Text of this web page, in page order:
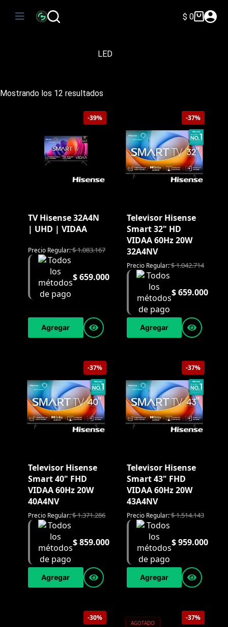
Carro
$ 0
LED
Mostrando los 12 resultados
precio:
bajo
-39%
TV Hisense 32A4N
| UHD | VIDAA
Precio Regular:$1.083.167
$659.000
Agregar
-37%
Televisor Hisense
Smart 32" HD
VIDAA 60Hz 20W
32A4NV
Precio Regular:$1.042.714
$659.000
Agregar
-37%
Televisor Hisense
Smart 40" FHD
VIDAA 60Hz 20W
40A4NV
Precio Regular:$1.371.286
$859.000
Agregar
-37%
Televisor Hisense
Smart 43" FHD
VIDAA 60Hz 20W
43A4NV
Precio Regular:$1.514.143
$959.000
Agregar
-30% -37%
AGOTADO